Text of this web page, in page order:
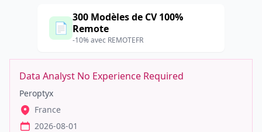
📄
300 Modèles de CV 100%
Remote
-10% avec REMOTEFR
Data Analyst No Experience Required
Peroptyx
France
2026-08-01